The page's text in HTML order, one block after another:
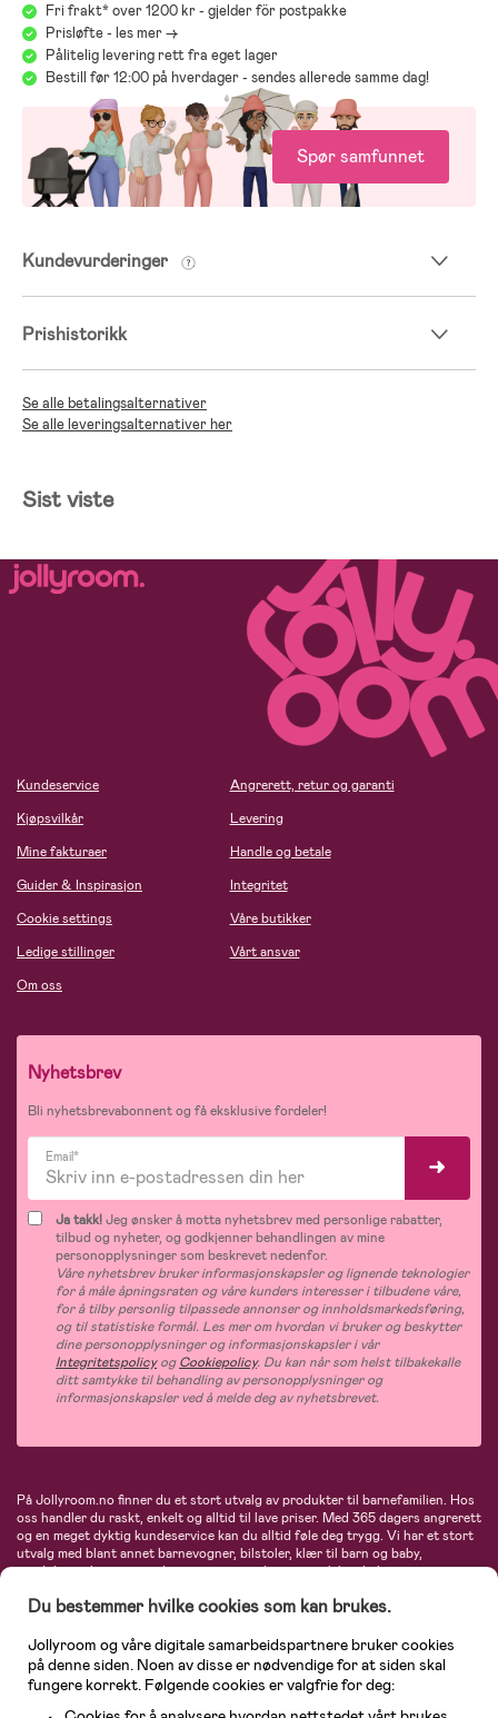
Fri frakt* over 1200 kr - gjelder för postpakke
Prisløfte - les mer ->
Pålitelig levering rett fra eget lager
Bestill før 12:00 på hverdager - sendes allerede samme dag!
Spør samfunnet
Kundevurderinger
Prishistorikk
Se alle betalingsalternativer
Se alle leveringsalternativer her
Sist viste
Kundeservice
Kjøpsvilkår
Mine fakturaer
Guider & Inspirasjon
Cookie settings
Ledige stillinger
Om oss
Angrerett, retur og garanti
Levering
Handle og betale
Integritet
Våre butikker
Vårt ansvar
Nyhetsbrev
Bli nyhetsbrevabonnent og få eksklusive fordeler!
Email*
Ja takk!Jeg ønsker å motta nyhetsbrev med personlige rabatter,
tilbud og nyheter, og godkjenner behandlingen av mine
personopplysninger som beskrevet nedenfor.
Våre nyhetsbrev bruker informasjonskapsler og lignende teknologier
for å måle åpningsraten og våre kunders interesser i tilbudene våre,
for å tilby personlig tilpassede annonser og innholdsmarkedsføring,
og til statistiske formål. Les mer om hvordan vi bruker og beskytter
dine personopplysninger og informasjonskapsler i vår
IntegritetspolicyogCookiepolicy. Du kan når som helst tilbakekalle
ditt samtykke til behandling av personopplysninger og
informasjonskapsler ved å melde deg av nyhetsbrevet.
På Jollyroom.no finner du et stort utvalg av produkter til barnefamilien. Hos
oss handler du raskt, enkelt og alltid til lave priser. Med 365 dagers angrerett
og en meget dyktig kundeservice kan du alltid føle deg trygg. Vi har et stort
utvalg med blant annet barnevogner, bilstoler, klær til barn og baby,
produkter til mor, mengder av inspirerende interiør, leker, babyustyr og mye
Maxi-Cosi, Baby Jogger, BabyBjörn, Didriksons, KidKraft, Ergobaby, Philips
største nettbutikk for barn og baby!
Du bestemmer hvilke cookies som kan brukes.
Jollyroom og våre digitale samarbeidspartnere bruker cookies
på denne siden. Noen av disse er nødvendige for at siden skal
fungere korrekt. Følgende cookies er valgfrie for deg: